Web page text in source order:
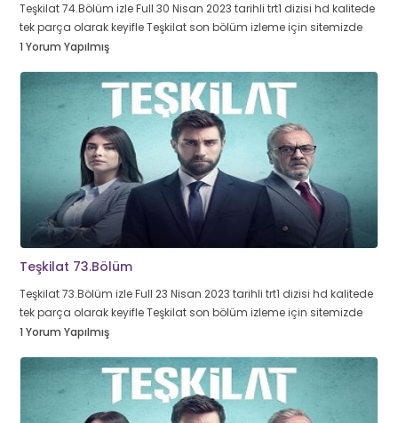
Teşkilat 74.Bölüm izle Full 30 Nisan 2023 tarihli trt1 dizisi hd kalitede
tek parça olarak keyifle Teşkilat son bölüm izleme için sitemizde
1 Yorum Yapılmış
Teşkilat 73.Bölüm
Teşkilat 73.Bölüm izle Full 23 Nisan 2023 tarihli trt1 dizisi hd kalitede
tek parça olarak keyifle Teşkilat son bölüm izleme için sitemizde
1 Yorum Yapılmış